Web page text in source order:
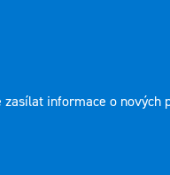
informace o nových